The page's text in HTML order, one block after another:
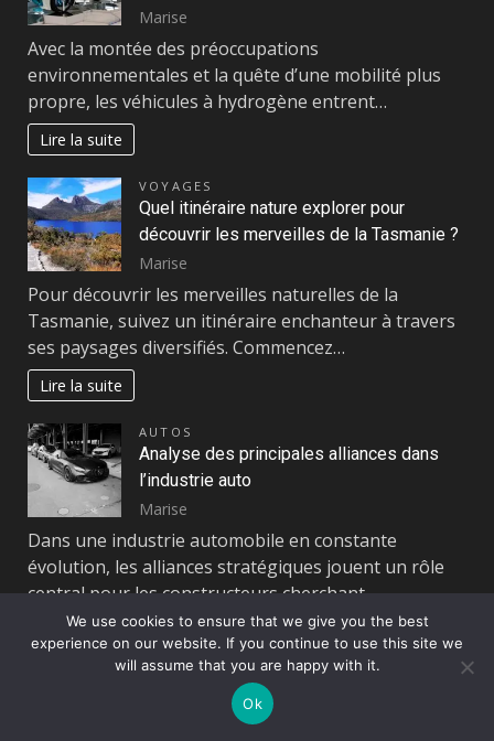
Marise
Avec la montée des préoccupations
environnementales et la quête d’une mobilité plus
propre, les véhicules à hydrogène entrent…
Lire la suite
VOYAGES
Quel itinéraire nature explorer pour
découvrir les merveilles de la Tasmanie ?
Marise
Pour découvrir les merveilles naturelles de la
Tasmanie, suivez un itinéraire enchanteur à travers
ses paysages diversifiés. Commencez…
Lire la suite
AUTOS
Analyse des principales alliances dans
l’industrie auto
Marise
Dans une industrie automobile en constante
évolution, les alliances stratégiques jouent un rôle
central pour les constructeurs cherchant…
Lire la suite
We use cookies to ensure that we give you the best
experience on our website. If you continue to use this site we
will assume that you are happy with it.
Ok